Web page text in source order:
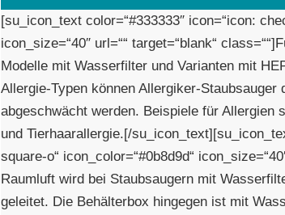
[su_icon_text color=“#333333″ icon=“icon:
icon_size=“40″ url=““ target=“blank“
Modelle mit Wasserfilter und Varianten mit
Allergie-Typen können Allergiker-
abgeschwächt werden. Beispiele für Allergien
und Tierhaarallergie.[/
square-o“ icon_color=“#0b8d9d“
Raumluft wird bei Staubsaugern mit
geleitet. Die Behälterbox hingegen ist mit